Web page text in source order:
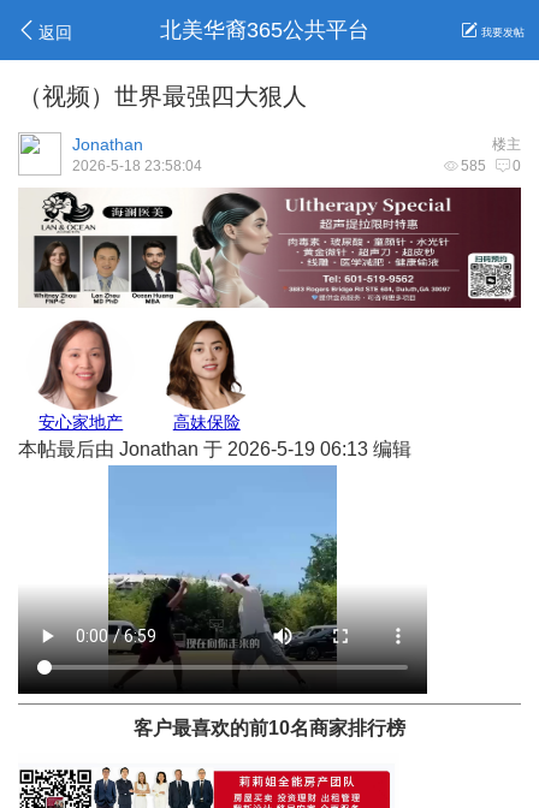
返回 北美华裔365公共平台 我要发帖
（视频）世界最强四大狠人
楼主
Jonathan
585 0
2026-5-18 23:58:04
安心家地产 高妹保险
本帖最后由 Jonathan 于 2026-5-19 06:13 编辑
客户最喜欢的前10名商家排行榜